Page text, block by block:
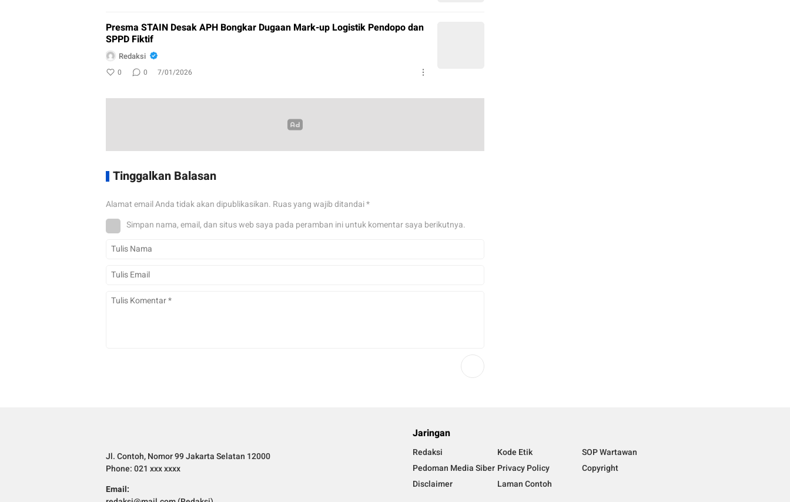
Presma STAIN Desak APH Bongkar Dugaan Mark-up Logistik Pendopo dan
SPPD Fiktif
Redaksi
0 0 7/01/2026
Tinggalkan Balasan
Alamat email Anda tidak akan dipublikasikan. Ruas yang wajib ditandai*
Simpan nama, email, dan situs web saya pada peramban ini untuk komentar saya berikutnya.
Jl. Contoh, Nomor 99 Jakarta Selatan 12000
Phone: 021 xxx xxxx
Email:
Jaringan
Redaksi Kode Etik
SOP Wartawan
Pedoman Media Siber Privacy Policy
Copyright
Disclaimer
Laman Contoh